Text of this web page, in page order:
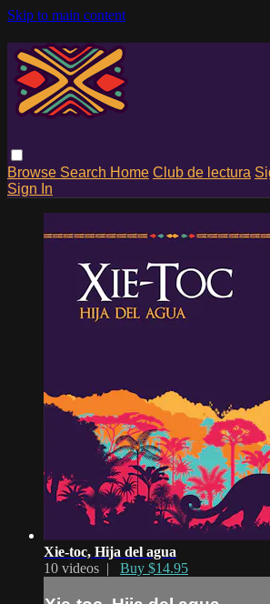
Skip to main content
Browse Search Home Club de lectura
Sign In
Xie-toc, Hija del agua
10 videos | Buy $14.95